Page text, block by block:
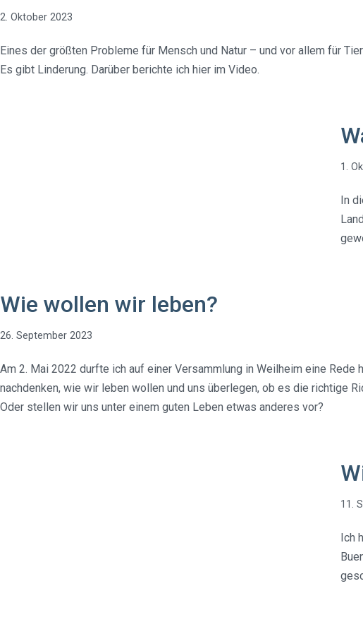
2. Oktober 2023
Eines der größten Probleme für Mensch und Natur – und vor allem für
Es gibt Linderung. Darüber berichte ich hier im Video.
1.
In
Wie wollen wir leben?
26. September 2023
Am 2. Mai 2022 durfte ich auf einer Versammlung in Weilheim eine Rede
nachdenken, wie wir leben wollen und uns überlegen, ob es die richtige
Oder stellen wir uns unter einem guten Leben etwas anderes vor?
11.
Ich